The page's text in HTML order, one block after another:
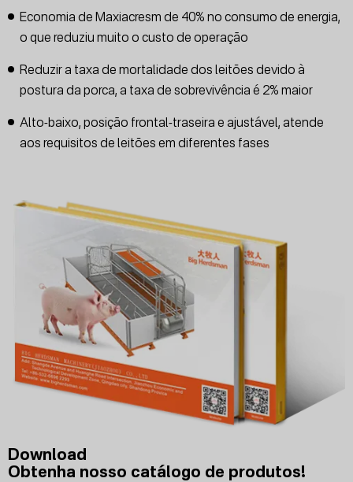
Economia de Maxiacresm de 40% no consumo de energia,
o que reduziu muito o custo de operação
Reduzir a taxa de mortalidade dos leitões devido à
postura da porca, a taxa de sobrevivência é 2% maior
Alto-baixo, posição frontal-traseira e ajustável, atende
aos requisitos de leitões em diferentes fases
Download
Obtenha nosso catálogo de produtos!